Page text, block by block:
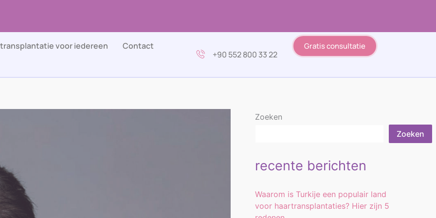
voor iedereen
Contact
+90 552 800 33 22
Gratis consultatie
Zoeken
Zoeken
recente berichten
Waarom is Turkije een populair land
voor haartransplantaties? Hier zijn 5